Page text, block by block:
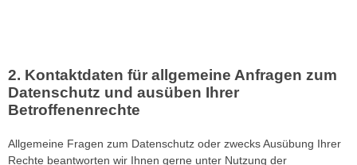
Kontaktdaten für allgemeine Anfragen zum
Datenschutz und ausüben Ihrer
Betroffenenrechte
Allgemeine Fragen zum Datenschutz oder zwecks Ausübung Ihrer
Rechte beantworten wir Ihnen gerne unter Nutzung der